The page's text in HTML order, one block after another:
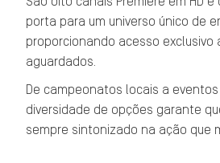
porta para um universo único de
proporcionando acesso exclusivo
aguardados.
De campeonatos locais a
diversidade de opções garante
sempre sintonizado na ação que